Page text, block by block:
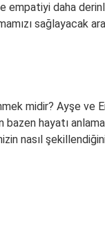
empatiyi daha
sağlayacak
midir? Ayşe ve
hayatı
nasıl